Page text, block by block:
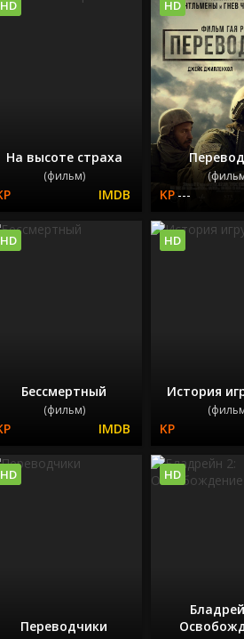
На высоте страха
(фильм)
HD
---
HD
Бессмертный
(фильм)
HD
История
HD
Переводчики
HD HD